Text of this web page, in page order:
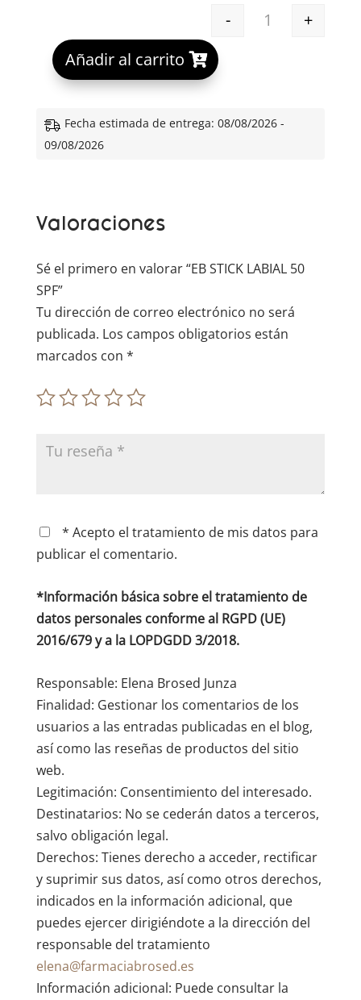
EB STICK
-
+
Añadir al carrito
A
e
e
Fecha estimada de entrega: 08/08/2026 -
09/08/2026
Valoraciones
Sé el primero en valorar “EB STICK LABIAL 50
SPF”
Tu dirección de correo electrónico no será
publicada. Los campos obligatorios están
marcados con *
* Acepto el tratamiento de mis datos para
publicar el comentario.
*Información básica sobre el tratamiento de
datos personales conforme al RGPD (UE)
2016/679 y a la LOPDGDD 3/2018.
Responsable: Elena Brosed Junza
Finalidad: Gestionar los comentarios de los
usuarios a las entradas publicadas en el blog,
así como las reseñas de productos del sitio
web.
Legitimación: Consentimiento del interesado.
Destinatarios: No se cederán datos a terceros,
salvo obligación legal.
Derechos: Tienes derecho a acceder, rectificar
y suprimir sus datos, así como otros derechos,
indicados en la información adicional, que
puedes ejercer dirigiéndote a la dirección del
responsable del tratamiento
elena@farmaciabrosed.es
Información adicional: Puede consultar la